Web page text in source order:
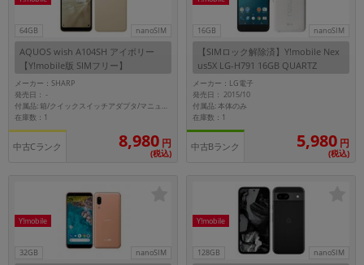
64GB nanoSIM
AQUOS wish A104SH アイボリー
【Y!mobile版 SIMフリー】
メーカー：SHARP
発売日：-
付属品: 箱/クイックスイッチアダプタ/マニュアル
在庫数：1
中古Cランク 8,980 円
(税込)
16GB nanoSIM
【SIMロック解除済】Y!mobile Nex
us5X LG-H791 16GB QUARTZ
メーカー：LG電子
発売日： 2015/10
付属品: 本体のみ
在庫数：1
中古Bランク 5,980 円
(税込)
32GB nanoSIM
Y!mobile
128GB nanoSIM
Y!mobile